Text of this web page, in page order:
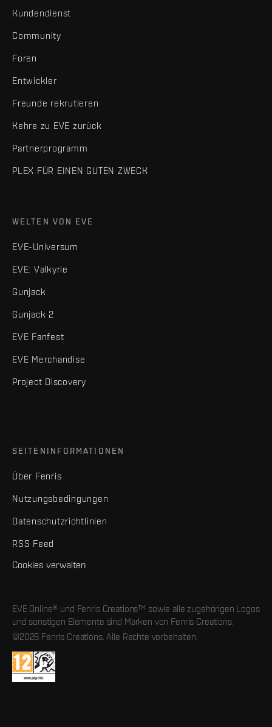
Kundendienst
Community
Foren
Entwickler
Freunde rekrutieren
Kehre zu EVE zurück
Partnerprogramm
PLEX FÜR EINEN GUTEN ZWECK
WELTEN VON EVE
EVE-Universum
EVE: Valkyrie
Gunjack
Gunjack 2
EVE Fanfest
EVE Merchandise
Project Discovery
SEITENINFORMATIONEN
Über Fenris
Nutzungsbedingungen
Datenschutzrichtlinien
RSS Feed
Cookies verwalten
EVE Online® und Fenris Creations™ sowie alle zugehörigen Logos
und sonstigen Elemente sind Marken von Fenris Creations.
©2026 Fenris Creations. Alle Rechte vorbehalten.